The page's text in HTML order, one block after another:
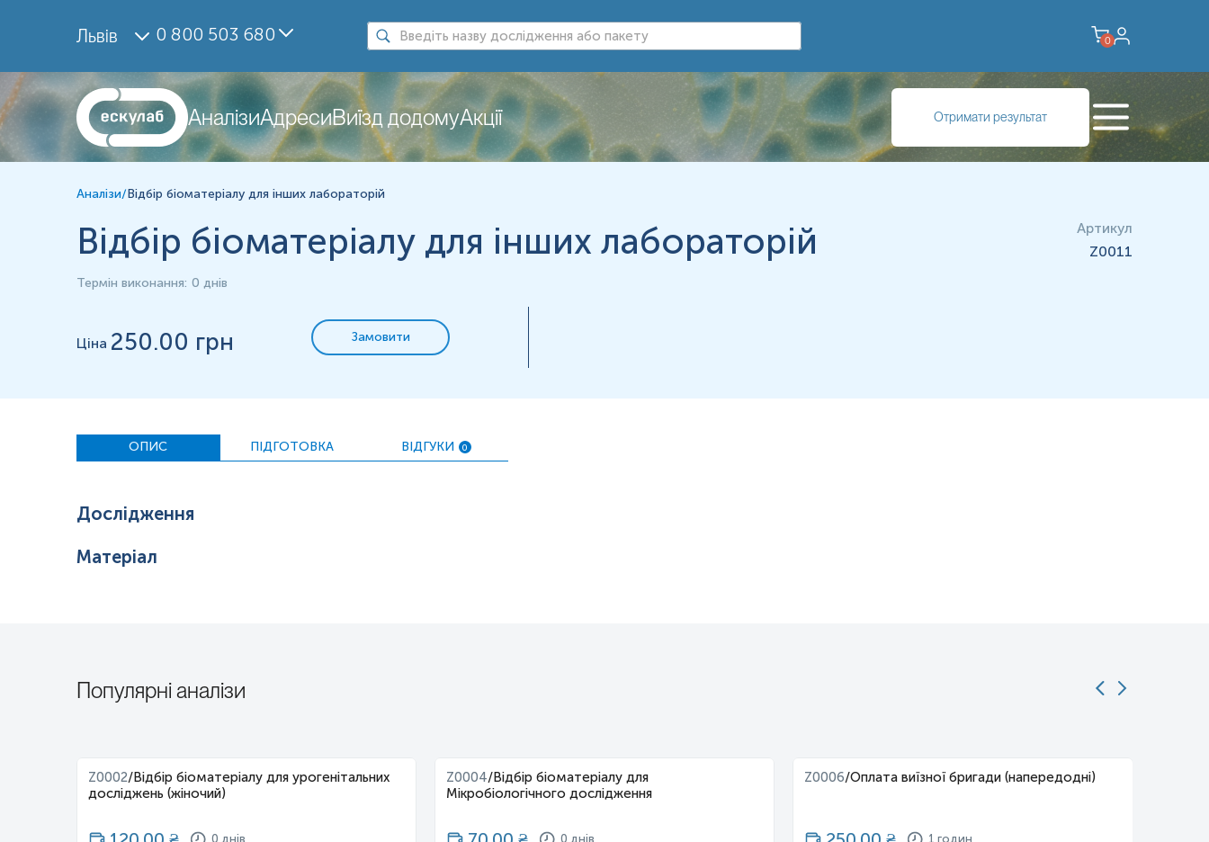
Львів 0 800 503 680 0
АналізиАдресиВиїзд додомуАкції Отримати результат
*Одиниці вимірювання, референтні значення та діапазон вимірювань можуть змінюватися у відповідності до зміни тест-систем.
Аналізи/Відбір біоматеріалу для інших лабораторій
Відбір біоматеріалу для інших лабораторій
Артикул
Z0011
Термін виконання: 0 днів
Ціна 250.00 грн Замовити
ОПИС ПІДГОТОВКА ВІДГУКИ 0
Дослідження
Матеріал
Популярні аналізи
Z0002/Відбір біоматеріалу для урогенітальних
досліджень (жіночий)
0 днів
Z0004/Відбір біоматеріалу для
Мікробіологічного дослідження
0 днів
Z0006/Оплата виїзної бригади (напередодні)
1 годин